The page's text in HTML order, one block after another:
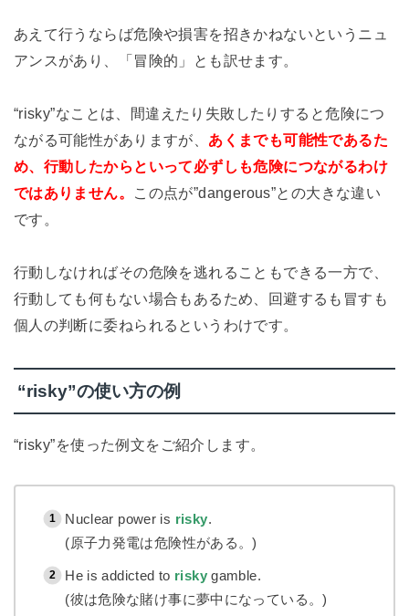
あえて行うならば危険や損害を招きかねないというニュ
アンスがあり、「冒険的」とも訳せます。
“risky”なことは、間違えたり失敗したりすると危険につ
ながる可能性がありますが、 あくまでも可能性であるた
め、行動したからといって必ずしも危険につながるわけ
ではありません。
この点が”dangerous”との大きな違い
です。
行動しなければその危険を逃れることもできる一方で、
行動しても何もない場合もあるため、回避するも冒すも
個人の判断に委ねられるというわけです。
“risky”の使い方の例
“risky”を使った例文をご紹介します。
Nuclear power is risky.
(原子力発電は危険性がある。)
He is addicted to riskygamble.
(彼は危険な賭け事に夢中になっている。)